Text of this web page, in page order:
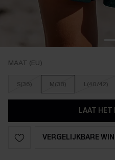
MAAT (EU)
S(36) M(38) L(40/42)
LAAT HET
VERGELIJKBARE